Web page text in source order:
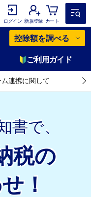
ログイン 新規登録 カート
控除額を調べる
ご利用ガイド
ム連携に関して
書で、
税の
！
書で、
税の
！